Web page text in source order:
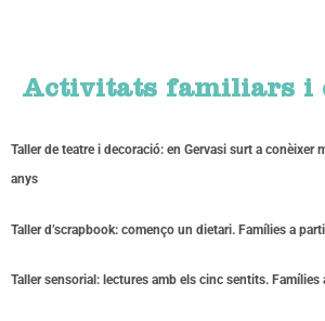
Activitats familiars i
Taller de teatre i decoració: en Gervasi surt a conèixer
anys
Taller d’scrapbook: començo un dietari. Famílies a
Taller sensorial: lectures amb els cinc sentits. Famílies